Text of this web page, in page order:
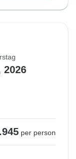
2026
per person